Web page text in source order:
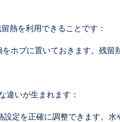
熱を利用できることです：
ホブに置いておきます。残留
違いが生まれます：
定を正確に調整できます。